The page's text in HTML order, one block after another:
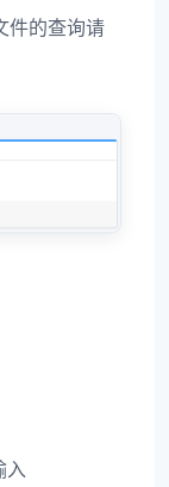
件的查询请
入